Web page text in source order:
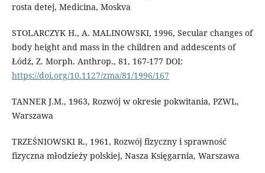
rosta detej, Medicina, Moskva
STOLARCZYK H., A. MALINOWSKI, 1996, Secular changes of
body height and mass in the children and addescents of
Łódź, Z. Morph. Anthrop., 81, 167-177 DOI:
https://doi.org/10.1127/zma/81/1996/167
TANNER J.M., 1963, Rozwój w okresie pokwitania, PZWL,
Warszawa
TRZEŚNIOWSKI R., 1961, Rozwój fizyczny i sprawność
fizyczna młodzieży polskiej, Nasza Księgarnia, Warszawa